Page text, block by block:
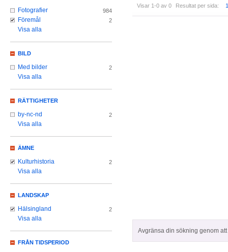
Visar 1-0 av 0 Resultat per sida:
Avgränsa din sökning genom
Fotografier 984
Föremål 2
Visa alla
BILD
Med bilder 2
Visa alla
RÄTTIGHETER
by-nc-nd 2
Visa alla
ÄMNE
Kulturhistoria 2
Visa alla
LANDSKAP
Hälsingland 2
Visa alla
FRÅN TIDSPERIOD